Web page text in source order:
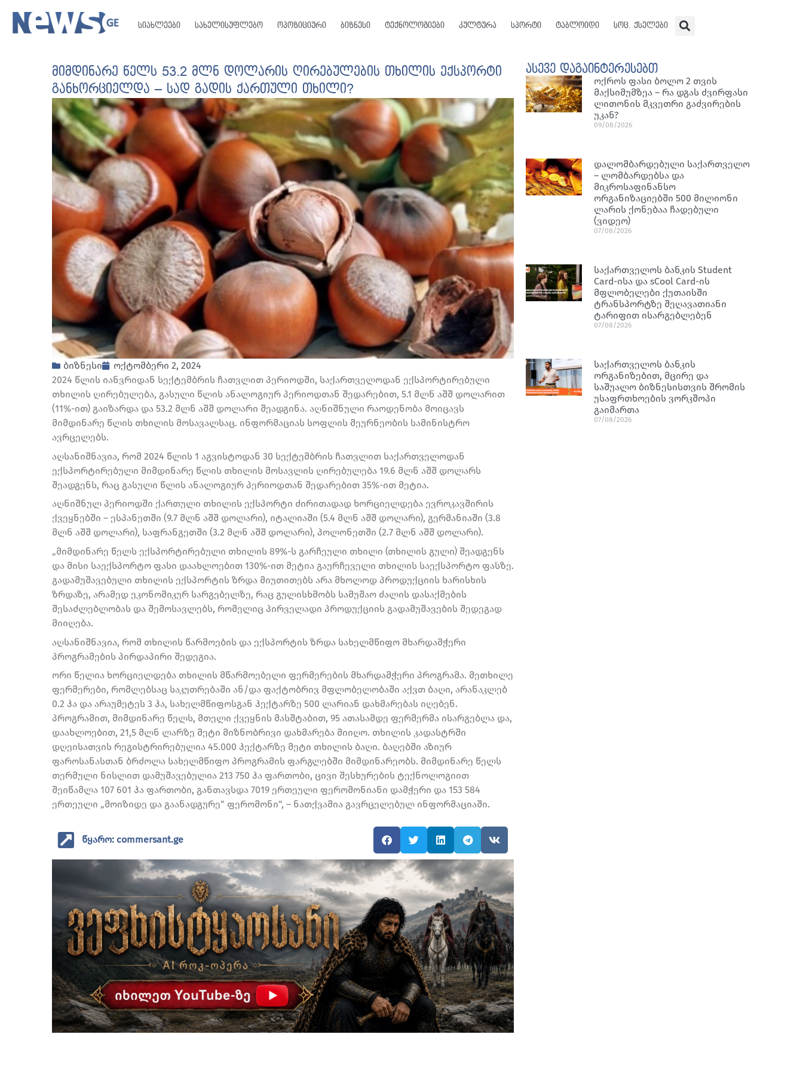
სიახლეები სახელისუფლებო ოპოზიციური ბიზნესი ტექნოლოგიები კულტურა სპორტი ტაბლოიდი სოც. ქსელები
მიმდინარე წელს 53.2 მლნ დოლარის ღირებულების თხილის ექსპორტი
განხორციელდა – სად გადის ქართული თხილი?
ბიზნესი
ოქტომბერი 2, 2024
2024 წლის იანვრიდან სექტემბრის ჩათვლით პერიოდში, საქართველოდან ექსპორტირებული
თხილის ღირებულება, გასული წლის ანალოგიურ პერიოდთან შედარებით, 5.1 მლნ აშშ დოლარით
(11%-ით) გაიზარდა და 53.2 მლნ აშშ დოლარი შეადგინა. აღნიშნული რაოდენობა მოიცავს
მიმდინარე წლის თხილის მოსავალსაც. ინფორმაციას სოფლის მეურნეობის სამინისტრო
ავრცელებს.
აღსანიშნავია, რომ 2024 წლის 1 აგვისტოდან 30 სექტემბრის ჩათვლით საქართველოდან
ექსპორტირებული მიმდინარე წლის თხილის მოსავლის ღირებულება 19.6 მლნ აშშ დოლარს
შეადგენს, რაც გასული წლის ანალოგიურ პერიოდთან შედარებით 35%-ით მეტია.
აღნიშნულ პერიოდში ქართული თხილის ექსპორტი ძირითადად ხორციელდება ევროკავშირის
ქვეყნებში – ესპანეთში (9.7 მლნ აშშ დოლარი), იტალიაში (5.4 მლნ აშშ დოლარი), გერმანიაში (3.8
მლნ აშშ დოლარი), საფრანგეთში (3.2 მლნ აშშ დოლარი), პოლონეთში (2.7 მლნ აშშ დოლარი).
„მიმდინარე წელს ექსპორტირებული თხილის 89%-ს გარჩეული თხილი (თხილის გული) შეადგენს
და მისი საექსპორტო ფასი დაახლოებით 130%-ით მეტია გაურჩეველი თხილის საექსპორტო ფასზე.
გადამუშავებული თხილის ექსპორტის ზრდა მიუთითებს არა მხოლოდ პროდუქციის ხარისხის
ზრდაზე, არამედ ეკონომიკურ სარგებელზე, რაც გულისხმობს სამუშაო ძალის დასაქმების
შესაძლებლობას და შემოსავლებს, რომელიც პირველადი პროდუქციის გადამუშავების შედეგად
მიიღება.
აღსანიშნავია, რომ თხილის წარმოების და ექსპორტის ზრდა სახელმწიფო მხარდამჭერი
პროგრამების პირდაპირი შედეგია.
ორი წელია ხორციელდება თხილის მწარმოებელი ფერმერების მხარდამჭერი პროგრამა. მეთხილე
ფერმერები, რომლებსაც საკუთრებაში ან/და ფაქტობრივ მფლობელობაში აქვთ ბაღი, არანაკლებ
0.2 ჰა და არაუმეტეს 3 ჰა, სახელმწიფოსგან ჰექტარზე 500 ლარიან დახმარებას იღებენ.
პროგრამით, მიმდინარე წელს, მთელი ქვეყნის მასშტაბით, 95 ათასამდე ფერმერმა ისარგებლა და,
დაახლოებით, 21,5 მლნ ლარზე მეტი მიზნობრივი დახმარება მიიღო. თხილის კადასტრში
დღეისათვის რეგისტრირებულია 45.000 ჰექტარზე მეტი თხილის ბაღი. ბაღებში აზიურ
ფაროსანასთან ბრძოლა სახელმწიფო პროგრამის ფარგლებში მიმდინარეობს. მიმდინარე წელს
თერმული ნისლით დამუშავებულია 213 750 ჰა ფართობი, ცივი შესხურების ტექნოლოგიით
შეიწამლა 107 601 ჰა ფართობი, განთავსდა 7019 ერთეული ფერომონიანი დამჭერი და 153 584
ერთეული „მოიზიდე და გაანადგურე“ ფერომონი“, – ნათქვამია გავრცელებულ ინფორმაციაში.
წყარო: commersant.ge
ასევე დაგაინტერესებთ
ოქროს ფასი ბოლო 2 თვის
მაქსიმუმზეა – რა დგას ძვირფასი
ლითონის მკვეთრი გაძვირების
უკან?
09/08/2026
დალომბარდებული საქართველო
– ლომბარდებსა და
მიკროსაფინანსო
ორგანიზაციებში 500 მილიონი
ლარის ქონებაა ჩადებული
(ვიდეო)
07/08/2026
საქართველოს ბანკის Student
Card-ისა და sCool Card-ის
მფლობელები ქუთაისში
ტრანსპორტზე შეღავათიანი
ტარიფით ისარგებლებენ
07/08/2026
საქართველოს ბანკის
ორგანიზებით, მცირე და
საშუალო ბიზნესისთვის შრომის
უსაფრთხოების ვორკშოპი
გაიმართა
07/08/2026